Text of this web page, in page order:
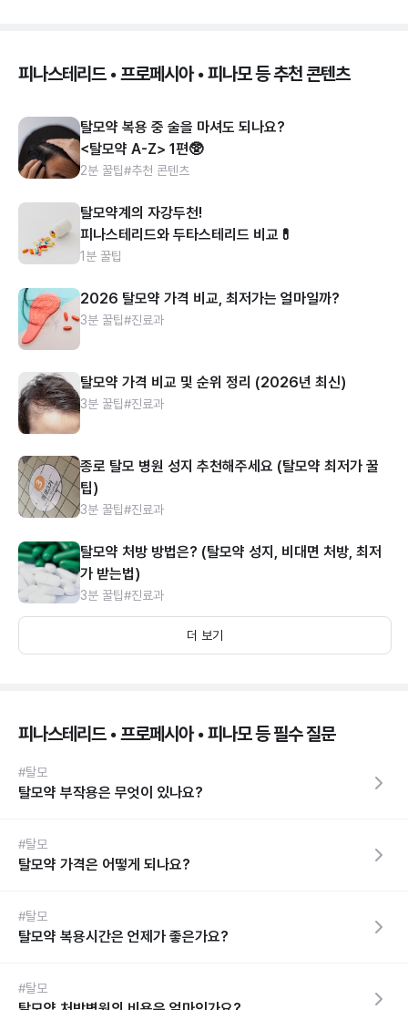
피나스테리드 • 프로페시아 • 피나모 등 추천 콘텐츠
탈모약 복용 중 술을 마셔도 되나요?
<탈모약 A-Z> 1편🥸
2분 꿀팁#추천 콘텐츠
탈모약계의 자강두천!
피나스테리드와 두타스테리드 비교💊
1분 꿀팁
2026 탈모약 가격 비교, 최저가는 얼마일까?
3분 꿀팁#진료과
탈모약 가격 비교 및 순위 정리 (2026년 최신)
3분 꿀팁#진료과
종로 탈모 병원 성지 추천해주세요 (탈모약 최저가 꿀
팁)
3분 꿀팁#진료과
탈모약 처방 방법은? (탈모약 성지, 비대면 처방, 최저
가 받는법)
3분 꿀팁#진료과
더 보기
피나스테리드 • 프로페시아 • 피나모 등 필수 질문
#탈모
탈모약 부작용은 무엇이 있나요?
#탈모
탈모약 가격은 어떻게 되나요?
#탈모
탈모약 복용시간은 언제가 좋은가요?
#탈모